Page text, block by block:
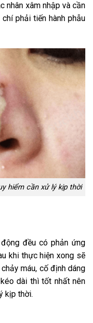
nhân xâm nhập và cần
phải tiến hành phẫu
hiểm cần xử lý kịp thời
đều có phản ứng
khi thực hiện xong sẽ
máu, cố định dáng
dài thì tốt nhất nên
kịp thời.